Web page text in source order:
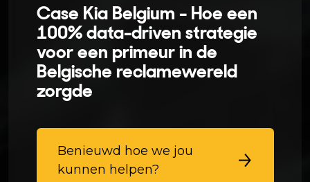
Case Kia Belgium - Hoe een
100% data-driven strategie
voor een primeur in de
Belgische reclamewereld
zorgde
Benieuwd hoe we jou
kunnen helpen?